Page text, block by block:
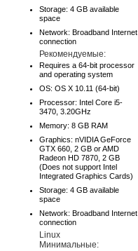
Storage: 4 GB available
space
Network: Broadband Internet
connection
Рекомендуемые:
Requires a 64-bit processor
and operating system
OS: OS X 10.11 (64-bit)
Processor: Intel Core i5-
3470, 3.20GHz
Memory: 8 GB RAM
Graphics: nVIDIA GeForce
GTX 660, 2 GB or AMD
Radeon HD 7870, 2 GB
(Does not support Intel
Integrated Graphics Cards)
Storage: 4 GB available
space
Network: Broadband Internet
connection
Linux
Минимальные: